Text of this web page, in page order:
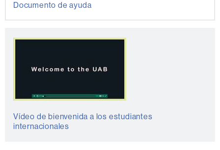
Documento de ayuda
Vídeo de bienvenida a los estudiantes
internacionales